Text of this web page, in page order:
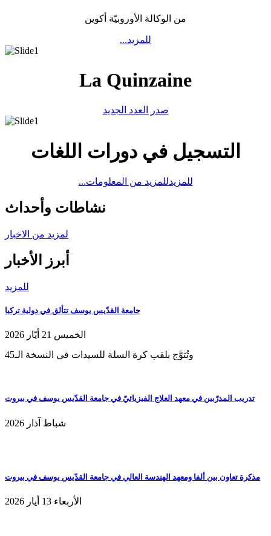
من الوكالة الأوروبيّة أكوين
...للمزيد
La Quinzaine
صدر العدد الجديد
التسجيل في دورات اللغات
...للمزيدللمزيد من المعلومات
نشاطات وأحداث
لمزيد من الاخبار
أبرز الأخبار
للمزيد
جامعة القدّيس يوسف تتألق في دولية تركيا
الخميس 21 أيّار 2026
وتُتوَّج بلقب كرة السلة للسيدات في النسخة الـ45
تدريب المدرّبين في معهد العلاج الفيزيائيّ في جامعة القدّيس يوسف في بيروت
شباط آذار 2026
مذكرة تعاون بين ألفا ومعهد الهندسة العالي في جامعة القدّيس يوسف في بيروت
الأربعاء 13 أيار 2026